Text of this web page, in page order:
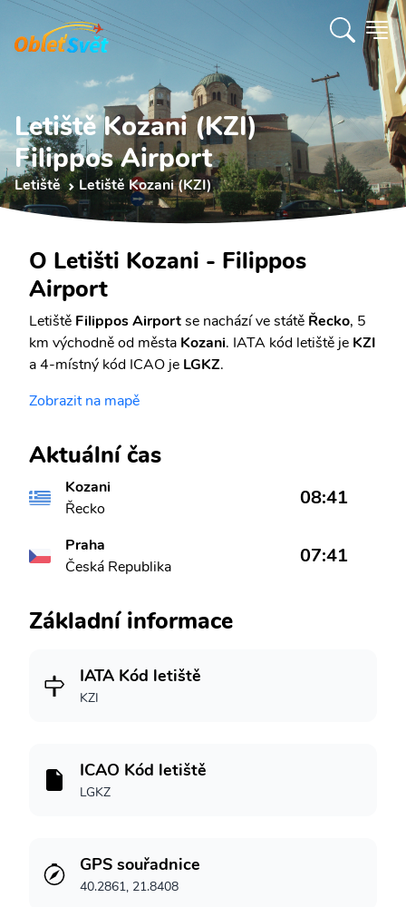
Letiště Kozani (KZI)
Filippos Airport
Letiště Letiště Kozani (KZI)
O Letišti Kozani - Filippos
Airport
Letiště Filippos Airportse nachází ve státě Řecko, 5
km východně od města Kozani. IATA kód letiště je KZI
a 4-místný kód ICAO je LGKZ.
Zobrazit na mapě
Aktuální čas
Kozani
Řecko
08:41
Praha
Česká Republika
07:41
Základní informace
IATA Kód letiště
KZI
ICAO Kód letiště
LGKZ
GPS souřadnice
40.2861, 21.8408